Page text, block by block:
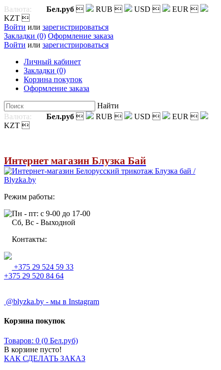
Валюта: Бел.руб  RUB  USD  EUR 
KZT 
Войти или зарегистрироваться
Закладки (0) Оформление заказа
Войти или зарегистрироваться
Личный кабинет
Закладки (0)
Корзина покупок
Оформление заказа
Найти
Валюта:
Бел.руб  RUB  USD  EUR 
KZT 
Интернет магазин Блузка Бай
Режим работы:
Пн - пт: с 9-00 до 17-00
Сб, Вс - Выходной
Контакты:
+375 29 524 59 33
+375 29 520 84 64
@blyzka.by - мы в Instagram
Корзина покупок
Товаров: 0 (0 Бел.руб)
В корзине пусто!
КАК СДЕЛАТЬ ЗАКАЗ